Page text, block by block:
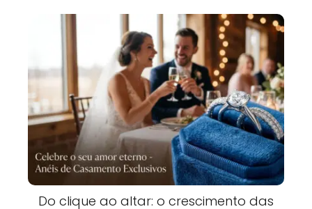
Do clique ao altar: o crescimento das